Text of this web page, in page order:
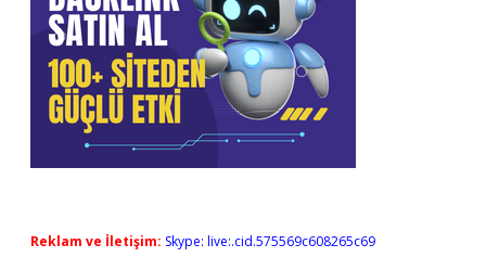
Reklam ve İletişim: Skype: live:.cid.575569c608265c69